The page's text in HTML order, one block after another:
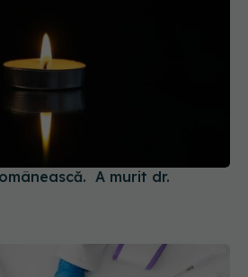
A murit dr.